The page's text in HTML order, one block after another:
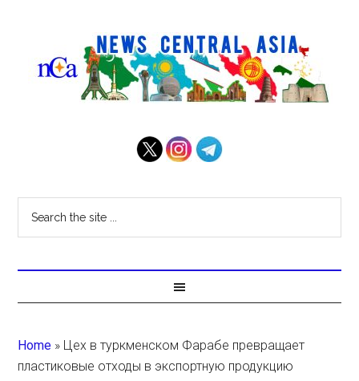
Home » Цех в туркменском Фарабе превращает
пластиковые отходы в экспортную продукцию